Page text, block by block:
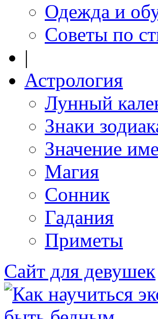
Одежда и
Советы по
|
Астрология
Лунный
Знаки
Значение
Магия
Сонник
Гадания
Приметы
Сайт для девушек